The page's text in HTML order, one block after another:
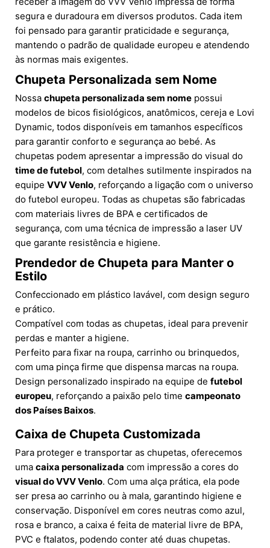
segura e duradoura em diversos produtos. Cada item
foi pensado para garantir praticidade e segurança,
mantendo o padrão de qualidade europeu e atendendo
às normas mais exigentes.
Chupeta Personalizada sem Nome
Nossa chupeta personalizada sem nome possui
modelos de bicos fisiológicos, anatômicos, cereja e Lovi
Dynamic, todos disponíveis em tamanhos específicos
para garantir conforto e segurança ao bebé. As
chupetas podem apresentar a impressão do visual do
time de futebol, com detalhes sutilmente inspirados na
equipe VVV Venlo, reforçando a ligação com o universo
do futebol europeu. Todas as chupetas são fabricadas
com materiais livres de BPA e certificados de
segurança, com uma técnica de impressão a laser UV
que garante resistência e higiene.
Prendedor de Chupeta para Manter o
Estilo
Confeccionado em plástico lavável, com design seguro
e prático.
Compatível com todas as chupetas, ideal para prevenir
perdas e manter a higiene.
Perfeito para fixar na roupa, carrinho ou brinquedos,
com uma pinça firme que dispensa marcas na roupa.
Design personalizado inspirado na equipe de futebol
europeu, reforçando a paixão pelo time campeonato
dos Países Baixos.
Caixa de Chupeta Customizada
Para proteger e transportar as chupetas, oferecemos
uma caixa personalizada com impressão a cores do
visual do VVV Venlo. Com uma alça prática, ela pode
ser presa ao carrinho ou à mala, garantindo higiene e
conservação. Disponível em cores neutras como azul,
rosa e branco, a caixa é feita de material livre de BPA,
PVC e ftalatos, podendo conter até duas chupetas.